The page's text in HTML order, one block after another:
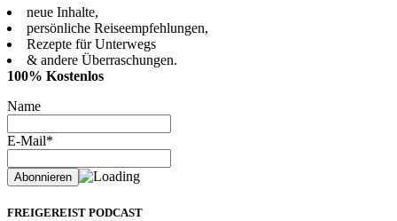
neue Inhalte,
persönliche Reiseempfehlungen,
Rezepte für Unterwegs
& andere Überraschungen.
100% Kostenlos
Name
E-Mail*
FREIGEREIST PODCAST